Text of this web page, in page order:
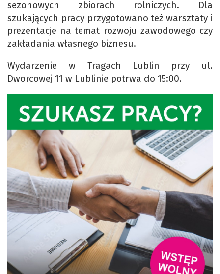
sezonowych zbiorach rolniczych. Dla
szukających pracy przygotowano też warsztaty i
prezentacje na temat rozwoju zawodowego czy
zakładania własnego biznesu.
Wydarzenie w Tragach Lublin przy ul.
Dworcowej 11 w Lublinie potrwa do 15:00.